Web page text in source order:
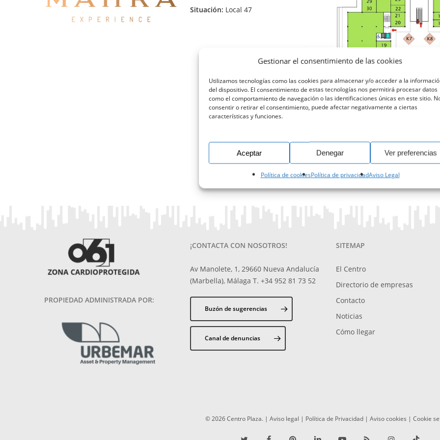
Gestionar el consentimiento de las cookies
Utilizamos tecnologías como las cookies para almacenar y/o acceder a la
del dispositivo. El consentimiento de estas tecnologías nos permitirá procesar datos
como el comportamiento de navegación o las identificaciones únicas en este sitio.
consentir o retirar el consentimiento, puede afectar negativamente a ciertas
características y funciones.
Aceptar Denegar Ver preferencias
Política de cookiesPolítica de privacidadAviso Legal
Situación: Local 47
PROPIEDAD ADMINISTRADA POR:
¡CONTACTA CON NOSOTROS!
Av Manolete, 1, 29660 Nueva Andalucía
(Marbella), Málaga T. +34 952 81 73 52
Buzón de sugerencias
Canal de denuncias
SITEMAP
El Centro
Directorio de empresas
Contacto
Noticias
Cómo llegar
© 2026 Centro Plaza. | Aviso legal | Política de Privacidad| Aviso cookies | Cookie
twitter facebookpinterest linkedin youtube RSS instagramtiktok